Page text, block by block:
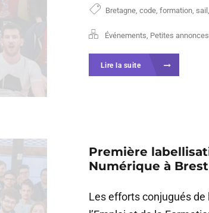
Bretagne, code, formation, sail ,
Événements, Petites
Lire la suite
Première
Numérique à Brest
Les efforts conjugués de